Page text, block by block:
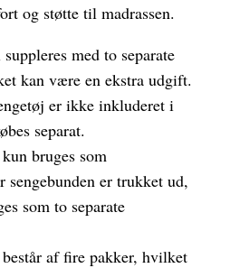
og støtte til madrassen.
med to separate
kan være en ekstra udgift.
er ikke inkluderet i
separat.
bruges som
sengebunden er trukket ud,
som to separate
af fire pakker, hvilket